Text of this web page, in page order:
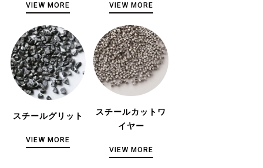
VIEW MORE VIEW MORE
スチールグリット
VIEW MORE
スチールカットワ
イヤー
VIEW MORE